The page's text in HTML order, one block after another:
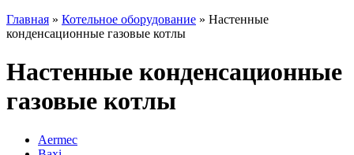
Главная » Котельное оборудование » Настенные
конденсационные газовые котлы
Настенные конденсационные
газовые котлы
Aermec